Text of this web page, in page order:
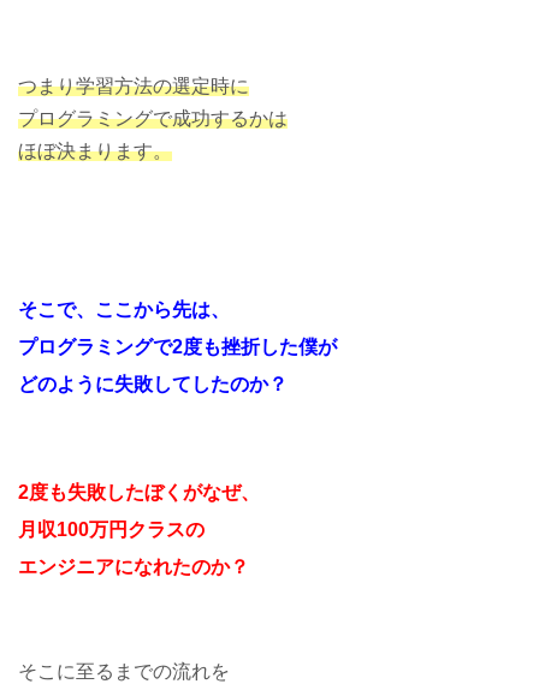
つまり学習方法の選定時に
プログラミングで成功するかは
ほぼ決まります。
そこで、ここから先は、
プログラミングで2度も挫折した僕が
どのように失敗してしたのか？
2度も失敗したぼくがなぜ、
月収100万円クラスの
エンジニアになれたのか？
そこに至るまでの流れを